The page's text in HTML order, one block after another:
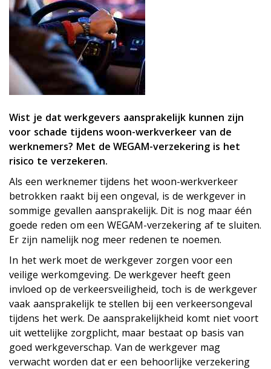
Wist je dat werkgevers aansprakelijk kunnen zijn
voor schade tijdens woon-werkverkeer van de
werknemers? Met de WEGAM-verzekering is het
risico te verzekeren.
Als een werknemer tijdens het woon-werkverkeer
betrokken raakt bij een ongeval, is de werkgever in
sommige gevallen aansprakelijk. Dit is nog maar één
goede reden om een WEGAM-verzekering af te sluiten.
Er zijn namelijk nog meer redenen te noemen.
In het werk moet de werkgever zorgen voor een
veilige werkomgeving. De werkgever heeft geen
invloed op de verkeersveiligheid, toch is de werkgever
vaak aansprakelijk te stellen bij een verkeersongeval
tijdens het werk. De aansprakelijkheid komt niet voort
uit wettelijke zorgplicht, maar bestaat op basis van
goed werkgeverschap. Van de werkgever mag
verwacht worden dat er een behoorlijke verzekering